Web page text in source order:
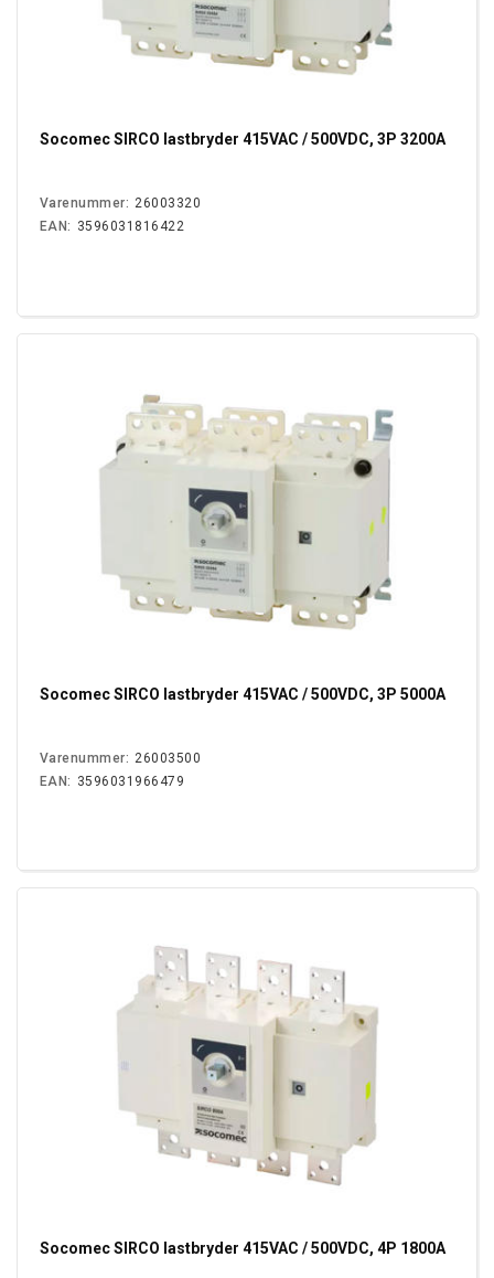
Socomec SIRCO lastbryder 415VAC / 500VDC, 3P 3200A
Varenummer: 26003320
EAN: 3596031816422
Socomec SIRCO lastbryder 415VAC / 500VDC, 3P 5000A
Varenummer: 26003500
EAN: 3596031966479
Socomec SIRCO lastbryder 415VAC / 500VDC, 4P 1800A